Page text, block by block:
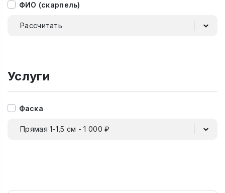
ФИО (скарпель)
Рассчитать
Услуги
Фаска
Прямая 1-1,5 см - 1 000 ₽